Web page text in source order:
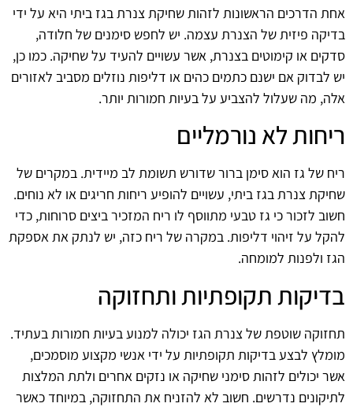
אחת הדרכים הראשונות לזהות שחיקת צנרת בגז ביתי היא על ידי
בדיקה פיזית של הצנרת עצמה. יש לחפש סימנים של חלודה,
סדקים או קימוטים בצנרת, אשר עשויים להעיד על שחיקה. כמו כן,
יש לבדוק אם ישנם כתמים כהים או דליפות נוזלים מסביב לאזורים
אלה, מה שעלול להצביע על בעיות חמורות יותר.
ריחות לא נורמליים
ריח של גז הוא סימן ברור שדורש תשומת לב מיידית. במקרים של
שחיקת צנרת בגז ביתי, עשויים להופיע ריחות חריגים או לא נוחים.
חשוב לזכור כי גז טבעי מתווסף לו ריח המזכיר ביצים סרוחות, כדי
להקל על זיהוי דליפות. במקרה של ריח כזה, יש לנתק את אספקת
הגז ולפנות למומחה.
בדיקות תקופתיות ותחזוקה
תחזוקה שוטפת של צנרת הגז יכולה למנוע בעיות חמורות בעתיד.
מומלץ לבצע בדיקות תקופתיות על ידי אנשי מקצוע מוסמכים,
אשר יכולים לזהות סימני שחיקה או נזקים אחרים ולתת המלצות
לתיקונים נדרשים. חשוב לא להזניח את התחזוקה, במיוחד כאשר